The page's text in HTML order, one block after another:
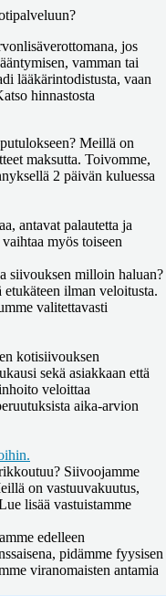
jos
vamman tai
lääkärintodistusta, vaan
hinnastosta
Meillä on
maksutta. Toivomme,
2 päivän kuluessa
antavat palautetta ja
myös toiseen
siivouksen milloin haluan?
ilman veloitusta.
valitettavasti
kotisiivouksen
sekä asiakkaan että
veloittaa
aika-arvion
Siivoojamme
on vastuuvakuutus,
lisää vastuistamme
edelleen
pidämme fyysisen
viranomaisten antamia